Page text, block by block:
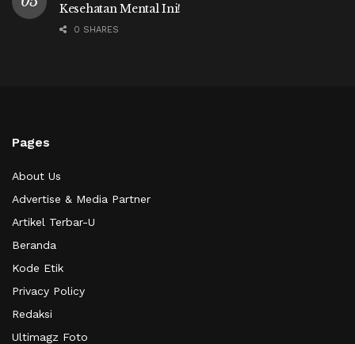
Kesehatan Mental Ini!
0 SHARES
Pages
About Us
Advertise & Media Partner
Artikel Terbar-U
Beranda
Kode Etik
Privacy Policy
Redaksi
Ultimagz Foto